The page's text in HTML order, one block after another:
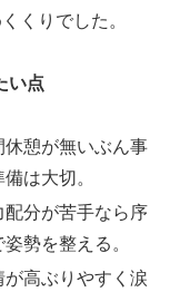
くりでした。
い点
休憩が無いぶん事
は大切。
配分が苦手なら序
姿勢を整える。
が高ぶりやすく涙